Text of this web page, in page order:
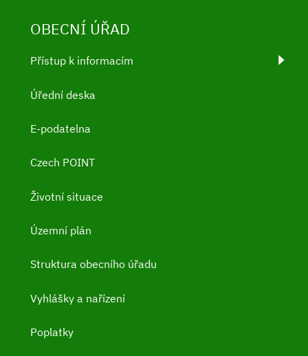
OBECNÍ ÚŘAD
Přístup k informacím
Úřední deska
E-podatelna
Czech POINT
Životní situace
Územní plán
Struktura obecního úřadu
Vyhlášky a nařízení
Poplatky